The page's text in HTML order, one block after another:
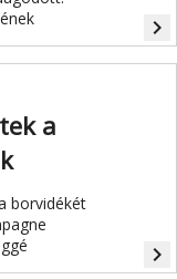
navigate_next
a
borvidékét
navigate_next